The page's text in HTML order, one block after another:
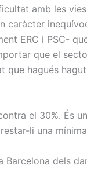
amb les
caràcter
ERC i PSC-
que el
hagués
el 30%. És
li una
dels